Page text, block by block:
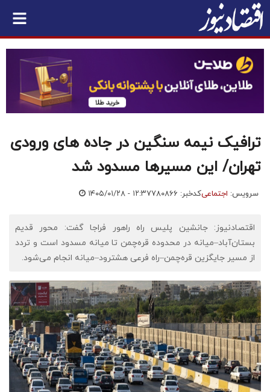
ترافیک نیمه سنگین در جاده های ورودی
تهران/ این مسیرها مسدود شد
سرویس: اجتماعیکدخبر: ۷۸۰۸۶۶ ۱۴۰۵/۰۱/۲۸ - ۱۲:۳۷
اقتصادنیوز: جانشین پلیس راه راهور فراجا گفت: محور قدیم
بستان‌آباد–میانه در محدوده قره‌چمن تا میانه مسدود است و تردد
از مسیر جایگزین قره‌چمن–راه فرعی هشترود–میانه انجام می‌شود.